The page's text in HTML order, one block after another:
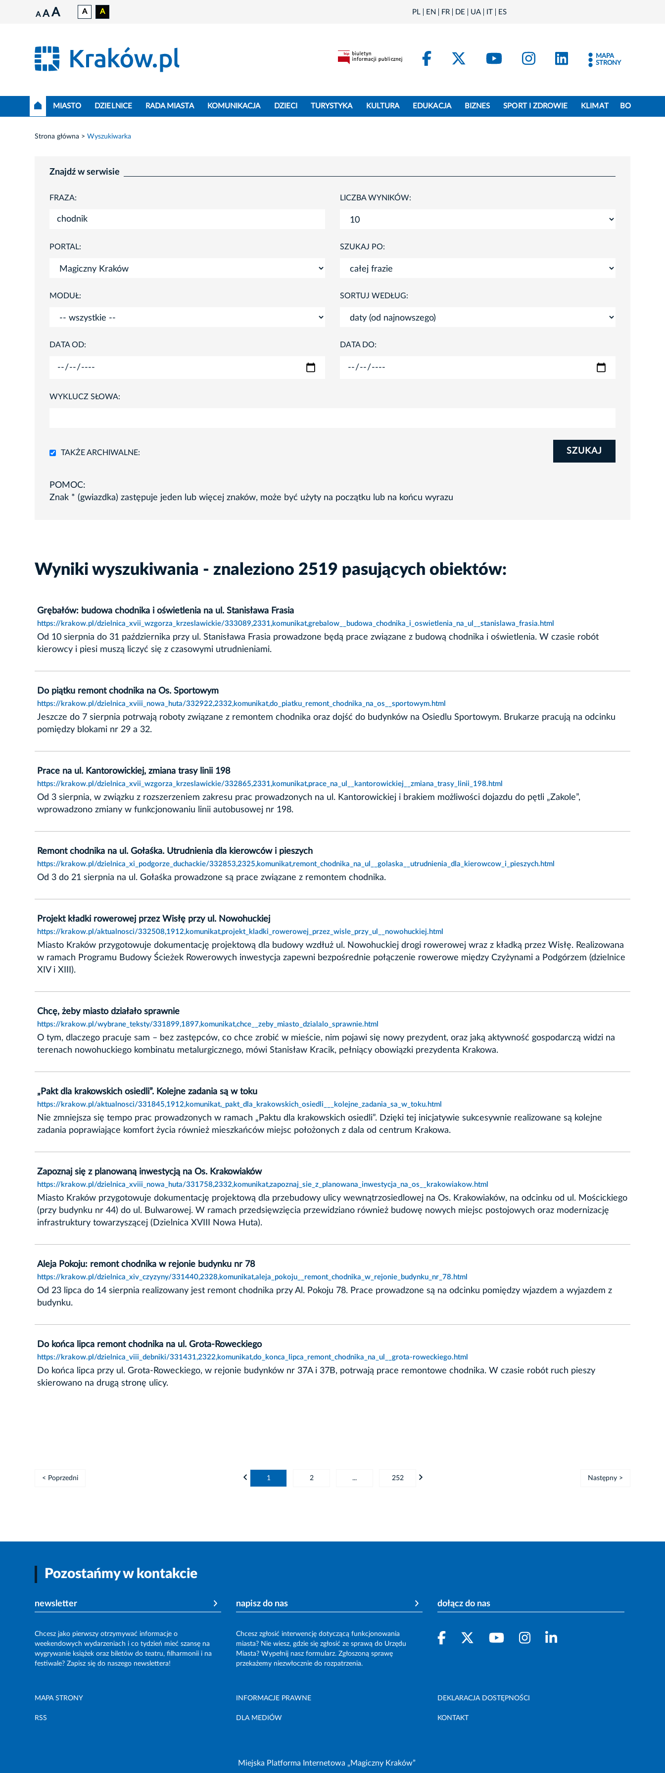
A A A A A PL EN FR DE UA IT ES
FacebookKraków - X
Kraków - YouTube
Kraków - Instagram
Kraków -
MAPA
STRONY
MIASTO DZIELNICE RADA MIASTA KOMUNIKACJA DZIECI TURYSTYKA KULTURA EDUKACJA BIZNES SPORT I ZDROWIE KLIMAT BO
Strona główna Wyszukiwarka
Znajdź w serwisie
FRAZA: LICZBA WYNIKÓW:
PORTAL: SZUKAJ PO:
MODUŁ: SORTUJ WEDŁUG:
DATA OD: DATA DO:
WYKLUCZ SŁOWA:
TAKŻE ARCHIWALNE: SZUKAJ
POMOC:
Znak * (gwiazdka) zastępuje jeden lub więcej znaków, może być użyty na początku lub na końcu wyrazu
Wyniki wyszukiwania - znaleziono 2519 pasujących obiektów:
Grębałów: budowa chodnika i oświetlenia na ul. Stanisława Frasia
https://krakow.pl/dzielnica_xvii_wzgorza_krzeslawickie/333089,2331,komunikat,grebalow__budowa_chodnika_i_oswietlenia_na_ul__stanislawa_frasia.html
Od 10 sierpnia do 31 października przy ul. Stanisława Frasia prowadzone będą prace związane z budową chodnika i oświetlenia. W czasie robót
kierowcy i piesi muszą liczyć się z czasowymi utrudnieniami.
Do piątku remont chodnika na Os. Sportowym
https://krakow.pl/dzielnica_xviii_nowa_huta/332922,2332,komunikat,do_piatku_remont_chodnika_na_os__sportowym.html
Jeszcze do 7 sierpnia potrwają roboty związane z remontem chodnika oraz dojść do budynków na Osiedlu Sportowym. Brukarze pracują na odcinku
pomiędzy blokami nr 29 a 32.
Prace na ul. Kantorowickiej, zmiana trasy linii 198
https://krakow.pl/dzielnica_xvii_wzgorza_krzeslawickie/332865,2331,komunikat,prace_na_ul__kantorowickiej__zmiana_trasy_linii_198.html
Od 3 sierpnia, w związku z rozszerzeniem zakresu prac prowadzonych na ul. Kantorowickiej i brakiem możliwości dojazdu do pętli „Zakole”,
wprowadzono zmiany w funkcjonowaniu linii autobusowej nr 198.
Remont chodnika na ul. Gołaśka. Utrudnienia dla kierowców i pieszych
https://krakow.pl/dzielnica_xi_podgorze_duchackie/332853,2325,komunikat,remont_chodnika_na_ul__golaska__utrudnienia_dla_kierowcow_i_pieszych.html
Od 3 do 21 sierpnia na ul. Gołaśka prowadzone są prace związane z remontem chodnika.
Projekt kładki rowerowej przez Wisłę przy ul. Nowohuckiej
https://krakow.pl/aktualnosci/332508,1912,komunikat,projekt_kladki_rowerowej_przez_wisle_przy_ul__nowohuckiej.html
Miasto Kraków przygotowuje dokumentację projektową dla budowy wzdłuż ul. Nowohuckiej drogi rowerowej wraz z kładką przez Wisłę. Realizowana
w ramach Programu Budowy Ścieżek Rowerowych inwestycja zapewni bezpośrednie połączenie rowerowe między Czyżynami a Podgórzem (dzielnice
XIV i XIII).
Chcę, żeby miasto działało sprawnie
https://krakow.pl/wybrane_teksty/331899,1897,komunikat,chce__zeby_miasto_dzialalo_sprawnie.html
O tym, dlaczego pracuje sam – bez zastępców, co chce zrobić w mieście, nim pojawi się nowy prezydent, oraz jaką aktywność gospodarczą widzi na
terenach nowohuckiego kombinatu metalurgicznego, mówi Stanisław Kracik, pełniący obowiązki prezydenta Krakowa.
„Pakt dla krakowskich osiedli”. Kolejne zadania są w toku
https://krakow.pl/aktualnosci/331845,1912,komunikat,_pakt_dla_krakowskich_osiedli___kolejne_zadania_sa_w_toku.html
Nie zmniejsza się tempo prac prowadzonych w ramach „Paktu dla krakowskich osiedli”. Dzięki tej inicjatywie sukcesywnie realizowane są kolejne
zadania poprawiające komfort życia również mieszkańców miejsc położonych z dala od centrum Krakowa.
Zapoznaj się z planowaną inwestycją na Os. Krakowiaków
https://krakow.pl/dzielnica_xviii_nowa_huta/331758,2332,komunikat,zapoznaj_sie_z_planowana_inwestycja_na_os__krakowiakow.html
Miasto Kraków przygotowuje dokumentację projektową dla przebudowy ulicy wewnątrzosiedlowej na Os. Krakowiaków, na odcinku od ul. Mościckiego
(przy budynku nr 44) do ul. Bulwarowej. W ramach przedsięwzięcia przewidziano również budowę nowych miejsc postojowych oraz modernizację
infrastruktury towarzyszącej (Dzielnica XVIII Nowa Huta).
Aleja Pokoju: remont chodnika w rejonie budynku nr 78
https://krakow.pl/dzielnica_xiv_czyzyny/331440,2328,komunikat,aleja_pokoju__remont_chodnika_w_rejonie_budynku_nr_78.html
Od 23 lipca do 14 sierpnia realizowany jest remont chodnika przy Al. Pokoju 78. Prace prowadzone są na odcinku pomiędzy wjazdem a wyjazdem z
budynku.
Do końca lipca remont chodnika na ul. Grota-Roweckiego
https://krakow.pl/dzielnica_viii_debniki/331431,2322,komunikat,do_konca_lipca_remont_chodnika_na_ul__grota-roweckiego.html
Do końca lipca przy ul. Grota-Roweckiego, w rejonie budynków nr 37A i 37B, potrwają prace remontowe chodnika. W czasie robót ruch pieszy
skierowano na drugą stronę ulicy.
< Poprzedni 1 2 ... 252 Następny >
Pozostańmy w kontakcie
newsletter
Chcesz jako pierwszy otrzymywać informacje o
weekendowych wydarzeniach i co tydzień mieć szansę na
wygrywanie książek oraz biletów do teatru, filharmonii i na
festiwale? Zapisz się do naszego newslettera!
napisz do nas
Chcesz zgłosić interwencję dotyczącą funkcjonowania
miasta? Nie wiesz, gdzie się zgłosić ze sprawą do Urzędu
Miasta? Wypełnij nasz formularz. Zgłoszoną sprawę
przekażemy niezwłocznie do rozpatrzenia.
dołącz do nas
MAPA STRONY INFORMACJE PRAWNE DEKLARACJA DOSTĘPNOŚCI
RSS DLA MEDIÓW KONTAKT
Miejska Platforma Internetowa „Magiczny Kraków”